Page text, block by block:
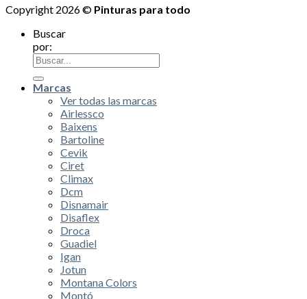
Copyright 2026 © Pinturas para todo
Buscar
por:
Marcas
Ver todas las marcas
Airlessco
Baixens
Bartoline
Cevik
Ciret
Climax
Dcm
Disnamair
Disaflex
Droca
Guadiel
Igan
Jotun
Montana Colors
Montó